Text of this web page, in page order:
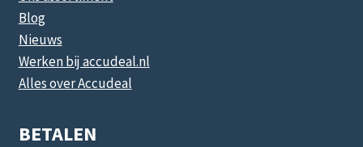
Blog
Nieuws
Werken bij accudeal.nl
Alles over Accudeal
BETALEN